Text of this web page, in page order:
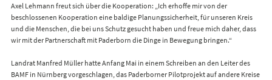
Axel Lehmann freut sich über die Kooperation: „Ich erhoffe mir von der
beschlossenen Kooperation eine baldige Planungssicherheit, für unseren Kreis
und die Menschen, die bei uns Schutz gesucht haben und freue mich daher, dass
wir mit der Partnerschaft mit Paderborn die Dinge in Bewegung bringen.“
Landrat Manfred Müller hatte Anfang Mai in einem Schreiben an den Leiter des
BAMF in Nürnberg vorgeschlagen, das Paderborner Pilotprojekt auf andere Kreise